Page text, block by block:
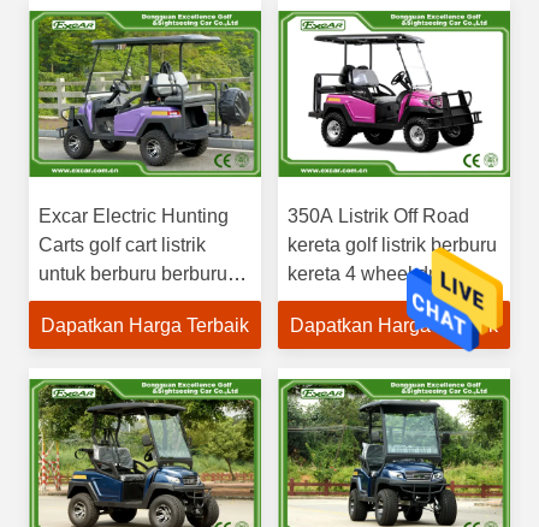
Excar Electric Hunting
Carts golf cart listrik
untuk berburu berburu
kereta golf
Dapatkan Harga Terbaik
350A Listrik Off Road
kereta golf listrik berburu
kereta 4 wheel drive
kereta golf listrik
Dapatkan Harga Terbaik